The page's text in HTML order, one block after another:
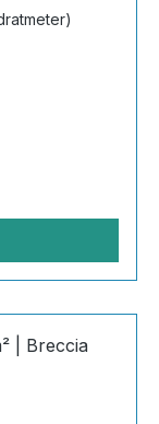
unsere
in unserem
Sie
10kg